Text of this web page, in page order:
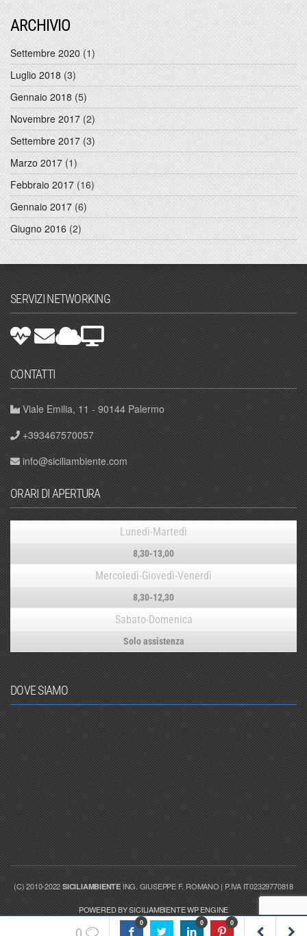
ARCHIVIO
Settembre 2020 (1)
Luglio 2018 (3)
Gennaio 2018 (5)
Novembre 2017 (2)
Settembre 2017 (3)
Marzo 2017 (1)
Febbraio 2017 (16)
Gennaio 2017 (6)
Giugno 2016 (2)
SERVIZI NETWORKING
CONTATTI
Viale Emilia, 11 - 90144 Palermo
+393467570057
info@siciliambiente.com
ORARI DI APERTURA
Lunedì-Martedì
8,30-13,00
Mercoledì-Giovedì-Venerdì
8,30-12,30
Sabato-Domenica
Solo assistenza
DOVE SIAMO
(C) 2010-2022SICILIAMBIENTEING. GIUSEPPE F. ROMANO | P.IVA IT02329770818
POWERED BY SICILIAMBIENTE WP ENGINE
0 0 0
0